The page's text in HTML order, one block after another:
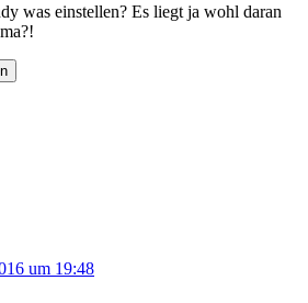
was einstellen? Es liegt ja wohl daran
um 19:48